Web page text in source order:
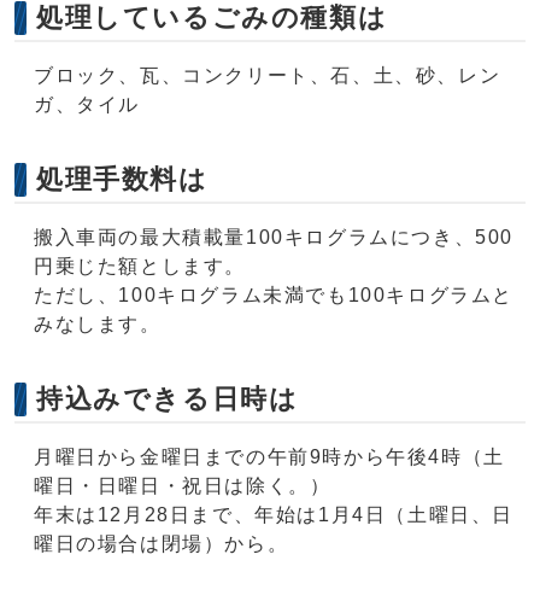
処理しているごみの種類は
ブロック、瓦、コンクリート、石、土、砂、レン
ガ、タイル
処理手数料は
搬入車両の最大積載量100キログラムにつき、500
円乗じた額とします。
ただし、100キログラム未満でも100キログラムと
みなします。
持込みできる日時は
月曜日から金曜日までの午前9時から午後4時（土
曜日・日曜日・祝日は除く。）
年末は12月28日まで、年始は1月4日（土曜日、日
曜日の場合は閉場）から。